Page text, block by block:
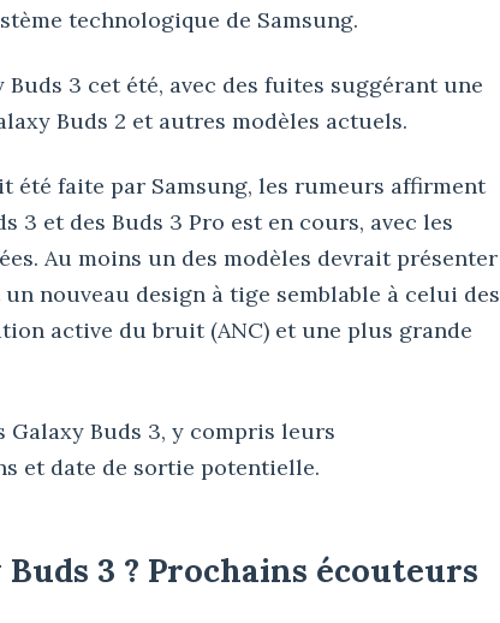
technologique de Samsung.
3 cet été, avec des fuites suggérant une
Buds 2 et autres modèles actuels.
été faite par Samsung, les rumeurs affirment
3 et des Buds 3 Pro est en cours, avec les
Au moins un des modèles devrait présenter
nouveau design à tige semblable à celui des
active du bruit (ANC) et une plus grande
Buds 3, y compris leurs
et date de sortie potentielle.
3 ? Prochains écouteurs